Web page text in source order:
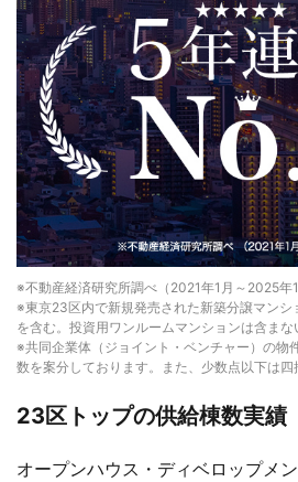
※不動産経済研究所調べ（2021年1月～2025年
※東京23区内で新規発売された新築分譲マンシ
を含む。投資用ワンルームマンションは含まな
※共同企業体（ジョイント・ベンチャー）の物
数を案分しております。また、少数点以下は四
23区トップの供給棟数実績
オープンハウス・ディベロップメ